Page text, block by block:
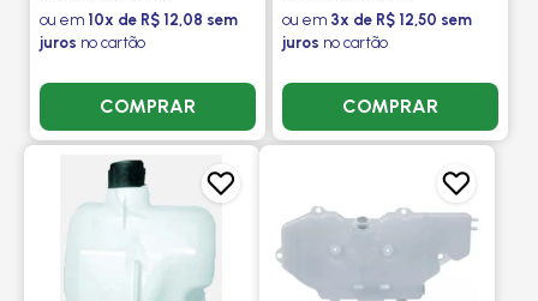
ou em 10x de R$ 12,08 sem
juros no cartão
COMPRAR
ou em 3x de R$ 12,50 sem
juros no cartão
COMPRAR